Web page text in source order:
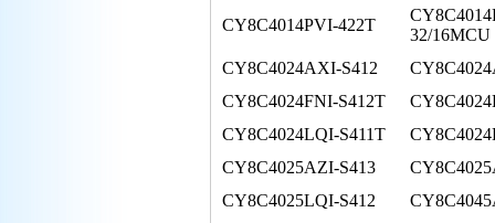
CY8C4014PVI-422T
32/16MCU
CY8C4024AXI-S412
CY8C4024FNI-S412T
CY8C4024LQI-S411T
CY8C4025AZI-S413
CY8C4025LQI-S412